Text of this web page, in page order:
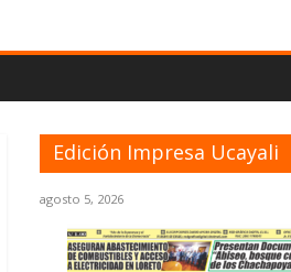
Edición Impresa Ucayali
agosto 5, 2026